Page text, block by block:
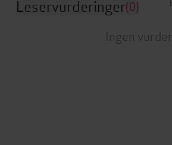
Leservurderinger(0)
Ingen